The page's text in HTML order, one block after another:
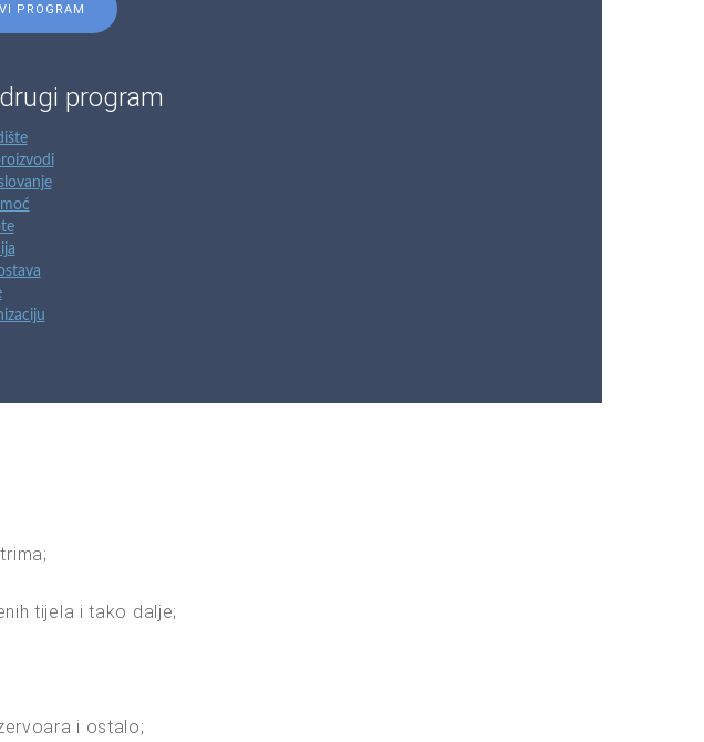
PROGRAM
program
tijela i tako dalje;
i ostalo;